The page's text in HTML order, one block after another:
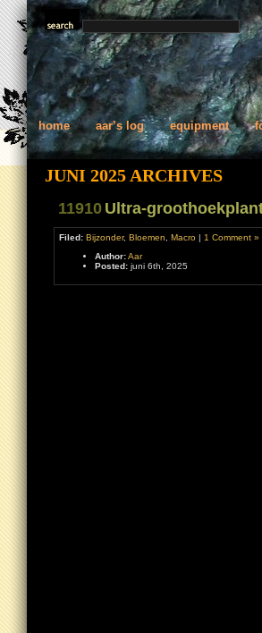
home aar’s log equipment
JUNI 2025 ARCHIVES
11910 Ultra-
Filed: Bijzonder, Bloemen Macro | 1 Comment »
Author:Aar
Posted: juni 6th, 2025